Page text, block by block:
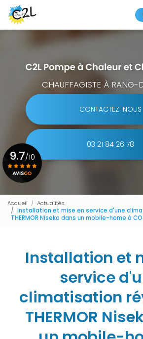
Aller
au
contenu
principal
CHAUFFAGISTE À RANG-
CONTACTEZ-NOUS
03 21 84 26 78
9.7/10
Accueil
Actualités
Installation et mise en service d'une
THERMOR Niseko dans un mobile-home à
Installation et
service
climatisation
THERMOR